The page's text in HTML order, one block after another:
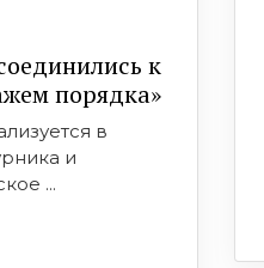
к
порядка»
в
и
...